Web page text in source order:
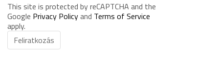
This site is protected by reCAPTCHA and the
Google Privacy Policyand Terms of Service
apply.
Feliratkozás